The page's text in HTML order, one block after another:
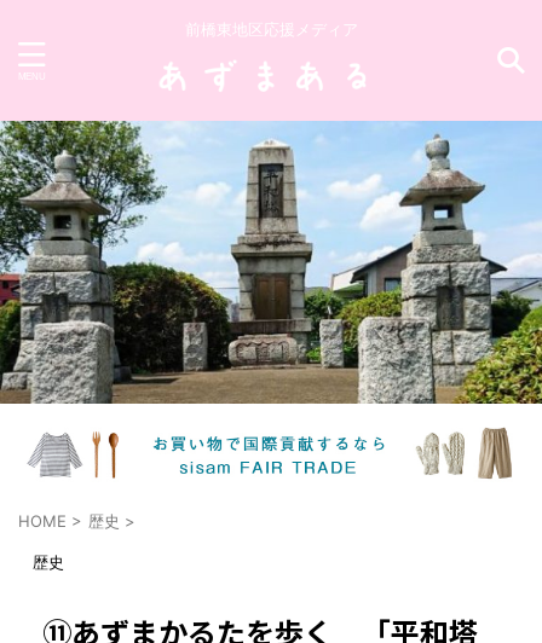
前橋東地区応援メディア
HOME > 歴史 >
歴史
⑪あずまかるたを歩く 「平和塔